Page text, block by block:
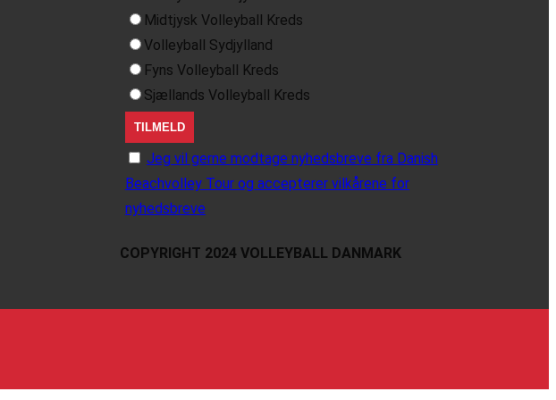
Midtjysk Volleyball Kreds
Volleyball Sydjylland
Fyns Volleyball Kreds
Sjællands Volleyball Kreds
Jeg vil gerne modtage nyhedsbreve fra Danish
Beachvolley Tour og accepterer vilkårene for
nyhedsbreve
COPYRIGHT 2024 VOLLEYBALL DANMARK